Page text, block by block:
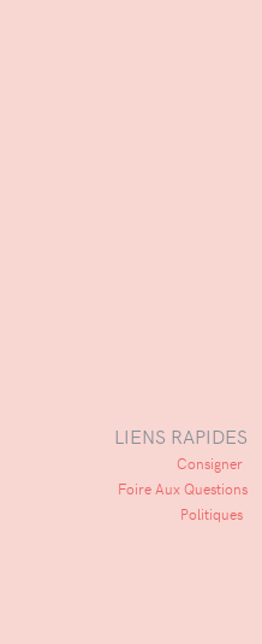
LIENS RAPIDES
Consigner
Foire Aux Questions
Politiques